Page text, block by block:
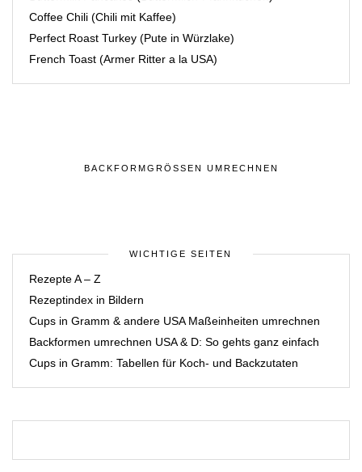
Coffee Chili (Chili mit Kaffee)
Perfect Roast Turkey (Pute in Würzlake)
French Toast (Armer Ritter a la USA)
BACKFORMGRÖSSEN UMRECHNEN
WICHTIGE SEITEN
Rezepte A – Z
Rezeptindex in Bildern
Cups in Gramm & andere USA Maßeinheiten umrechnen
Backformen umrechnen USA & D: So gehts ganz einfach
Cups in Gramm: Tabellen für Koch- und Backzutaten